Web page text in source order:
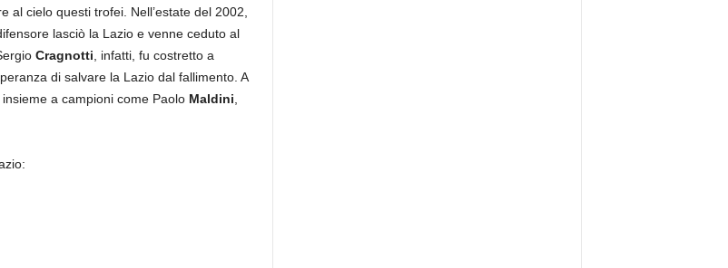
al cielo questi trofei. Nell’estate del 2002,
lasciò la Lazio e venne ceduto al
Cragnotti , infatti, fu costretto a
di salvare la Lazio dal fallimento. A
a campioni come Paolo Maldini